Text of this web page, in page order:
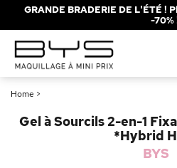
GRANDE BRADERIE DE L'ÉTÉ
-70%
Home >
Gel à Sourcils 2-en-1
*Hybrid
BYS
Recherches